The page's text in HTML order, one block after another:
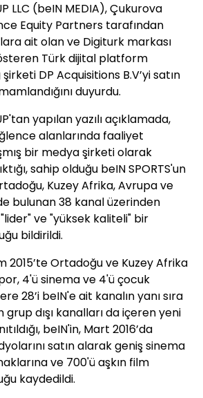
LLC (beIN MEDIA), Çukurova
Equity Partners tarafından
ait olan ve Digiturk markası
Türk dijital platform
DP Acquisitions B.V’yi satın
duyurdu.
yapılan yazılı açıklamada,
alanlarında faaliyet
bir medya şirketi olarak
sahip olduğu beIN SPORTS'un
Kuzey Afrika, Avrupa ve
bulunan 38 kanal üzerinden
ve "yüksek kaliteli" bir
bildirildi.
2015’te Ortadoğu ve Kuzey Afrika
4'ü sinema ve 4'ü çocuk
28’i beIN'e ait kanalın yanı sıra
grup dışı kanalları da içeren yeni
beIN'in, Mart 2016’da
satın alarak geniş sinema
ve 700'ü aşkın film
kaydedildi.